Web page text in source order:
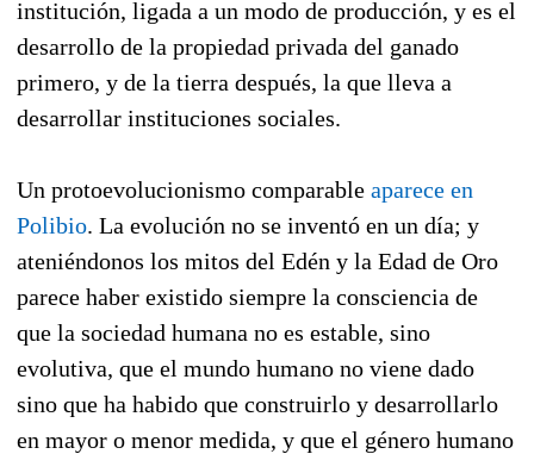
institución, ligada a un modo de producción, y es el
desarrollo de la propiedad privada del ganado
primero, y de la tierra después, la que lleva a
desarrollar instituciones sociales.
Un protoevolucionismo comparable aparece en
Polibio. La evolución no se inventó en un día; y
ateniéndonos los mitos del Edén y la Edad de Oro
parece haber existido siempre la consciencia de
que la sociedad humana no es estable, sino
evolutiva, que el mundo humano no viene dado
sino que ha habido que construirlo y desarrollarlo
en mayor o menor medida, y que el género humano